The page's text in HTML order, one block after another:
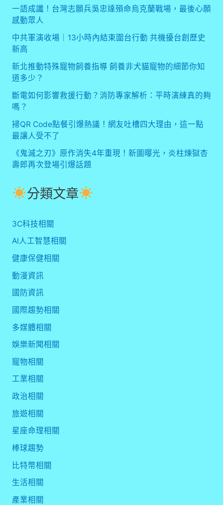
一語成讖！台灣志願兵吳忠達殞命烏克蘭戰場，最後心願
感動眾人
中共軍演收場｜13小時內結束圍台行動 共機擾台創歷史
新高
新北推動特殊寵物飼養指導 飼養非犬貓寵物的細節你知
道多少？
斷電如何影響救援行動？消防專家解析：平時演練真的夠
嗎？
掃QR Code點餐引爆熱議！網友吐槽四大理由，這一點
最讓人受不了
《鬼滅之刃》原作消失4年重現！新圖曝光，炎柱煉獄杏
壽郎再次登場引爆話題
分類文章
3C科技相關
AI人工智慧相關
健康保健相關
動漫資訊
國防資訊
國際趨勢相關
多媒體相關
娛樂新聞相關
寵物相關
工業相關
政治相關
旅遊相關
星座命理相關
棒球趨勢
比特幣相關
生活相關
產業相關